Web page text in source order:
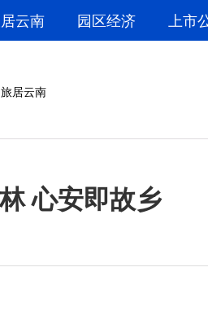
云南 园区经济 上市
旅居云南
心安即故乡